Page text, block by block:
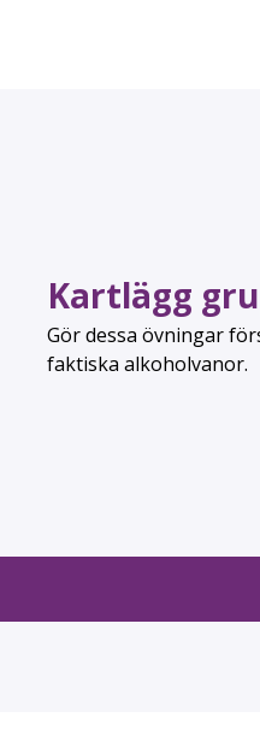
Kartlägg
Gör dessa övningar
faktiska alkoholvanor.